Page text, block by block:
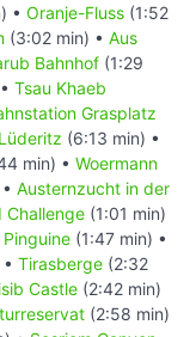
• Oranje-Fluss (1:52
(3:02 min) • Aus
Bahnhof (1:29
Tsau Khaeb
Grasplatz
Lüderitz (6:13 min) •
min) • Woermann
Austernzucht in der
Challenge (1:01 min)
(1:47 min) •
Tirasberge (2:32
Castle (2:42 min)
(2:58 min)